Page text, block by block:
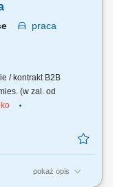
praca
/ kontrakt B2B
(w zal. od
pokaż opis